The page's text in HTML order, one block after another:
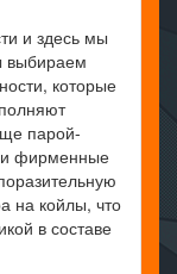
и здесь мы
выбираем
которые
парой-
фирменные
на койлы, что
в составе